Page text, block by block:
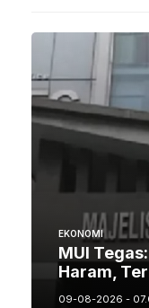
EKONOMI
MUI
Haram,
09-08-2026 -